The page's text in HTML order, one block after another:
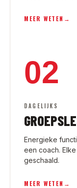
MEER WETEN →
02
DAGELIJKS
Energieke
een coach.
geschaald.
MEER WETEN →